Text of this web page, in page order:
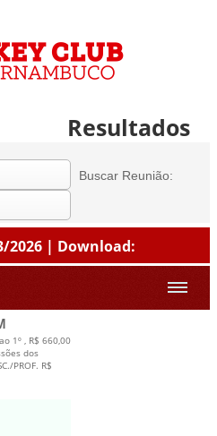
Resultados
Buscar Reunião:
2026 | Download:
1º , R$ 660,00
dos
PROF. R$